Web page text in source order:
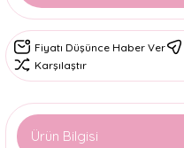
Fiyatı Düşünce Haber Ver
Karşılaştır
Ürün Bilgisi